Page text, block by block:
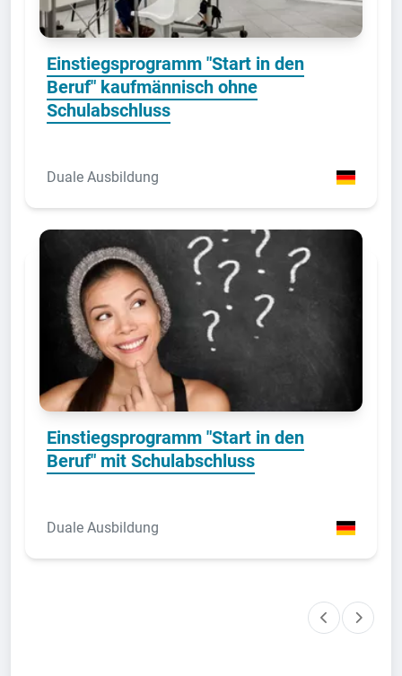
Einstiegsprogramm "Start in den
Beruf" kaufmännisch ohne
Schulabschluss
Duale Ausbildung
Einstiegsprogramm "Start in den
Beruf" mit Schulabschluss
Duale Ausbildung